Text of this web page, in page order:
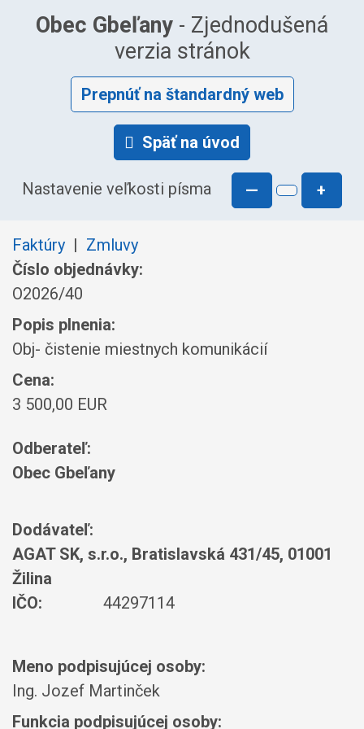
Obec Gbeľany - Zjednodušená
verzia stránok
Prepnúť na štandardný web
Späť na úvod
Nastavenie veľkosti písma — +
Faktúry | Zmluvy
Číslo objednávky:
O2026/40
Popis plnenia:
Obj- čistenie miestnych komunikácií
Cena:
3 500,00 EUR
Odberateľ:
Obec Gbeľany
Dodávateľ:
AGAT SK, s.r.o., Bratislavská 431/45, 01001
Žilina
IČO:
44297114
Meno podpisujúcej osoby:
Ing. Jozef Martinček
Funkcia podpisujúcej osoby: